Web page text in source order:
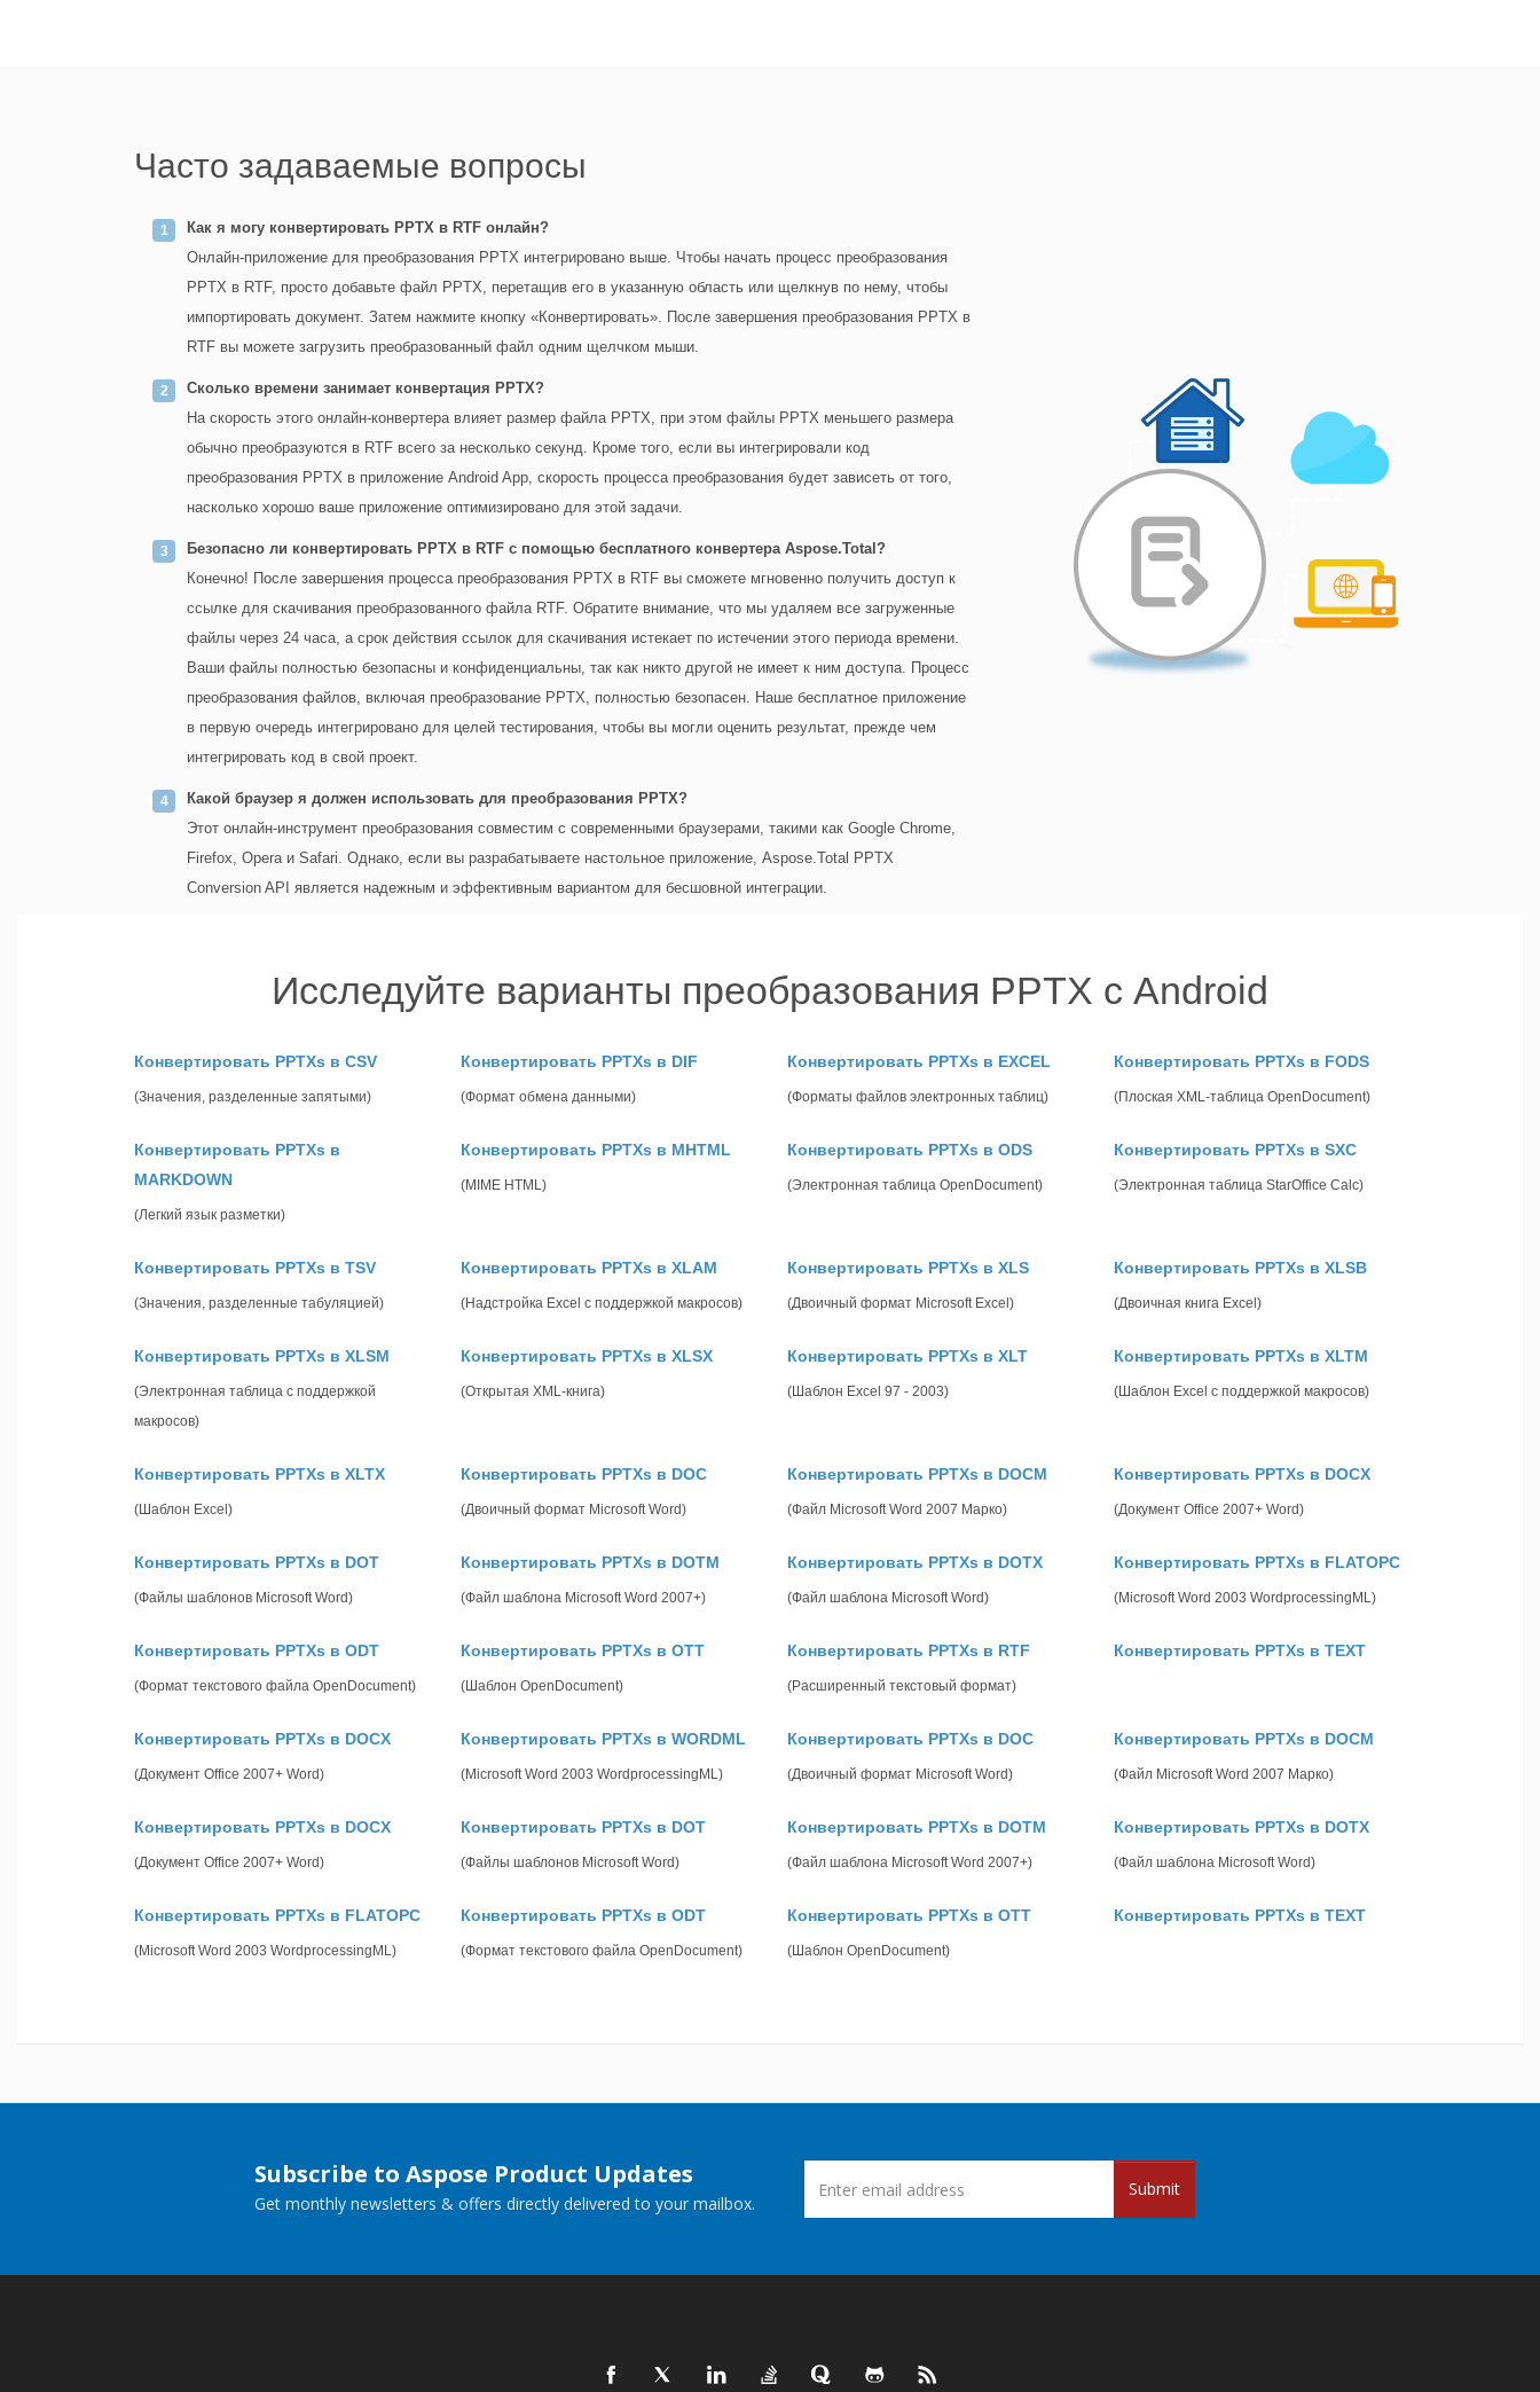
Часто задаваемые вопросы
Как я могу конвертировать PPTX в RTF онлайн?
Онлайн-приложение для преобразования PPTX интегрировано выше. Чтобы начать процесс преобразования
PPTX в RTF, просто добавьте файл PPTX, перетащив его в указанную область или щелкнув по нему, чтобы
импортировать документ. Затем нажмите кнопку «Конвертировать». После завершения преобразования PPTX в
RTF вы можете загрузить преобразованный файл одним щелчком мыши.
Сколько времени занимает конвертация PPTX?
На скорость этого онлайн-конвертера влияет размер файла PPTX, при этом файлы PPTX меньшего размера
обычно преобразуются в RTF всего за несколько секунд. Кроме того, если вы интегрировали код
преобразования PPTX в приложение Android App, скорость процесса преобразования будет зависеть от того,
насколько хорошо ваше приложение оптимизировано для этой задачи.
Безопасно ли конвертировать PPTX в RTF с помощью бесплатного конвертера Aspose.Total?
Конечно! После завершения процесса преобразования PPTX в RTF вы сможете мгновенно получить доступ к
ссылке для скачивания преобразованного файла RTF. Обратите внимание, что мы удаляем все загруженные
файлы через 24 часа, а срок действия ссылок для скачивания истекает по истечении этого периода времени.
Ваши файлы полностью безопасны и конфиденциальны, так как никто другой не имеет к ним доступа. Процесс
преобразования файлов, включая преобразование PPTX, полностью безопасен. Наше бесплатное приложение
в первую очередь интегрировано для целей тестирования, чтобы вы могли оценить результат, прежде чем
интегрировать код в свой проект.
Какой браузер я должен использовать для преобразования PPTX?
Этот онлайн-инструмент преобразования совместим с современными браузерами, такими как Google Chrome,
Firefox, Opera и Safari. Однако, если вы разрабатываете настольное приложение, Aspose.Total PPTX
Conversion API является надежным и эффективным вариантом для бесшовной интеграции.
Исследуйте варианты преобразования PPTX с Android
Конвертировать PPTXs в CSV
(Значения, разделенные запятыми)
Конвертировать PPTXs в DIF
(Формат обмена данными)
Конвертировать PPTXs в EXCEL
(Форматы файлов электронных таблиц)
Конвертировать PPTXs в FODS
(Плоская XML-таблица OpenDocument)
Конвертировать PPTXs в
MARKDOWN
(Легкий язык разметки)
Конвертировать PPTXs в MHTML
(MIME HTML)
Конвертировать PPTXs в ODS
(Электронная таблица OpenDocument)
Конвертировать PPTXs в SXC
(Электронная таблица StarOffice Calc)
Конвертировать PPTXs в TSV
(Значения, разделенные табуляцией)
Конвертировать PPTXs в XLAM
(Надстройка Excel с поддержкой макросов)
Конвертировать PPTXs в XLS
(Двоичный формат Microsoft Excel)
Конвертировать PPTXs в XLSB
(Двоичная книга Excel)
Конвертировать PPTXs в XLSM
(Электронная таблица с поддержкой
макросов)
Конвертировать PPTXs в XLSX
(Открытая XML-книга)
Конвертировать PPTXs в XLT
(Шаблон Excel 97 - 2003)
Конвертировать PPTXs в XLTM
(Шаблон Excel с поддержкой макросов)
Конвертировать PPTXs в XLTX
(Шаблон Excel)
Конвертировать PPTXs в DOC
(Двоичный формат Microsoft Word)
Конвертировать PPTXs в DOCM
(Файл Microsoft Word 2007 Марко)
Конвертировать PPTXs в DOCX
(Документ Office 2007+ Word)
Конвертировать PPTXs в DOT
(Файлы шаблонов Microsoft Word)
Конвертировать PPTXs в DOTM
(Файл шаблона Microsoft Word 2007+)
Конвертировать PPTXs в DOTX
(Файл шаблона Microsoft Word)
Конвертировать PPTXs в FLATOPC
(Microsoft Word 2003 WordprocessingML)
Конвертировать PPTXs в ODT
(Формат текстового файла OpenDocument)
Конвертировать PPTXs в OTT
(Шаблон OpenDocument)
Конвертировать PPTXs в RTF
(Расширенный текстовый формат)
Конвертировать PPTXs в TEXT
Конвертировать PPTXs в DOCX
(Документ Office 2007+ Word)
Конвертировать PPTXs в WORDML
(Microsoft Word 2003 WordprocessingML)
Конвертировать PPTXs в DOC
(Двоичный формат Microsoft Word)
Конвертировать PPTXs в DOCM
(Файл Microsoft Word 2007 Марко)
Конвертировать PPTXs в DOCX
(Документ Office 2007+ Word)
Конвертировать PPTXs в DOT
(Файлы шаблонов Microsoft Word)
Конвертировать PPTXs в DOTM
(Файл шаблона Microsoft Word 2007+)
Конвертировать PPTXs в DOTX
(Файл шаблона Microsoft Word)
Конвертировать PPTXs в FLATOPC
(Microsoft Word 2003 WordprocessingML)
Конвертировать PPTXs в ODT
(Формат текстового файла OpenDocument)
Конвертировать PPTXs в OTT
(Шаблон OpenDocument)
Конвертировать PPTXs в TEXT
Subscribe to Aspose Product Updates
Get monthly newsletters & offers directly delivered to your mailbox.
Submit